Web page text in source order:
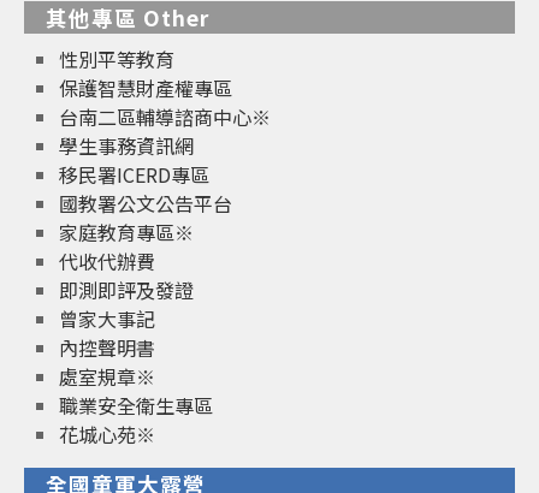
其他專區 Other
性別平等教育
保護智慧財產權專區
台南二區輔導諮商中心※
學生事務資訊網
移民署ICERD專區
國教署公文公告平台
家庭教育專區※
代收代辦費
即測即評及發證
曾家大事記
內控聲明書
處室規章※
職業安全衛生專區
花城心苑※
全國童軍大露營